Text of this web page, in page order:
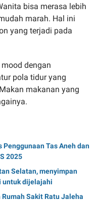
bisa merasa lebih
marah. Hal ini
yang terjadi pada
dengan
pola tidur yang
makanan yang
Tas Aneh dan
2025
Selatan, menyimpan
untuk dijelajahi
Sakit Ratu Jaleha